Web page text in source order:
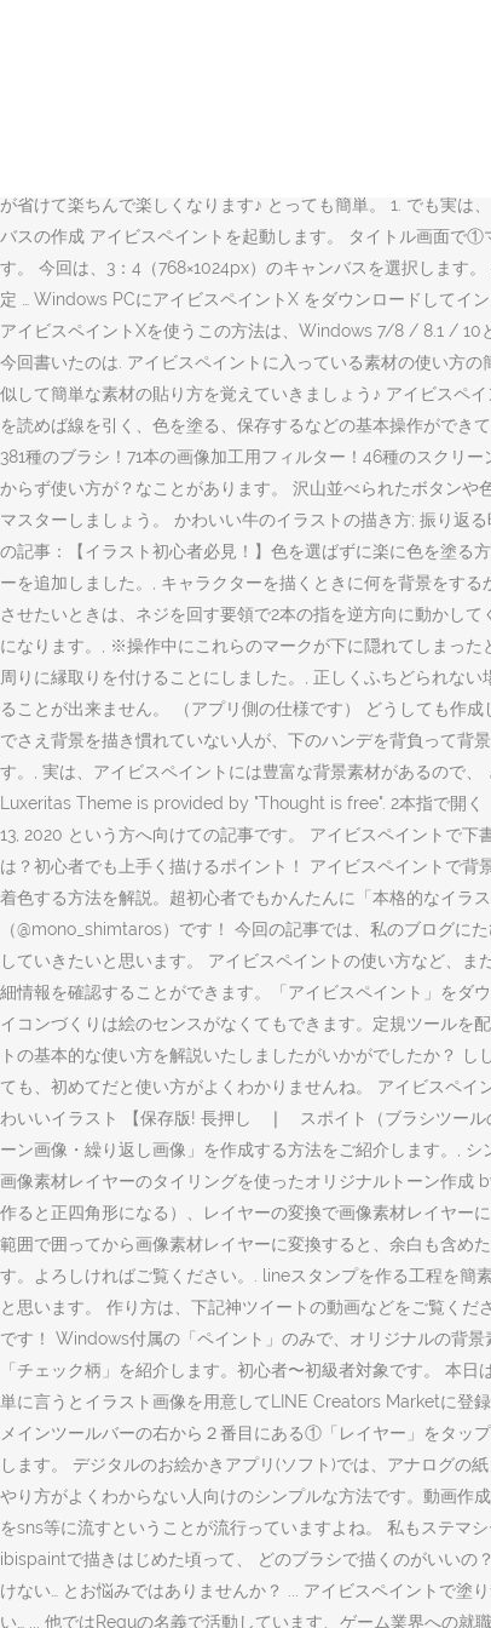
描けなくてもできる！背景素材の貼りつけ方を画像で解説し
が省けて楽ちんで楽しくなります♪ とっても簡単。 1. でも実
バスの作成 アイビスペイントを起動します。 タイトル画面で
す。 今回は、3：4（768×1024px）のキャンバスを選択します
定 … Windows PCにアイビスペイントX をダウンロードしてイ
アイビスペイントXを使うこの方法は、Windows 7/8 / 8.1 / 10
今回書いたのは. アイビスペイントに入っている素材の使い方
似して簡単な素材の貼り方を覚えていきましょう♪ アイビスペ
を読めば線を引く、色を塗る、保存するなどの基本操作ができ
381種のブラシ！71本の画像加工用フィルター！46種のスクリ
からず使い方が？なことがあります。 沢山並べられたボタン
マスターしましょう。 かわいい牛のイラストの描き方; 振り返
の記事：【イラスト初心者必見！】色を選ばずに楽に色を塗る
ーを追加しました。, キャラクターを描くときに何を背景をす
させたいときは、ネジを回す要領で2本の指を逆方向に動かし
になります。, ※操作中にこれらのマークが下に隠れてしまっ
周りに縁取りを付けることにしました。, 正しくふちどられな
ることが出来ません。 （アプリ側の仕様です） どうしても作
でさえ背景を描き慣れていない人が、下のハンデを背負って背
す。, 実は、アイビスペイントには豊富な背景素材があるので
Luxeritas Theme is provided by "Thought is free". 2本指で開
13, 2020 という方へ向けての記事です。 アイビスペイントで
は？初心者でも上手く描けるポイント！ アイビスペイントで
着色する方法を解説。超初心者でもかんたんに「本格的なイラ
（@mono_shimtaros）です！ 今回の記事では、私のブログに
していきたいと思います。 アイビスペイントの使い方など、
細情報を確認することができます。「アイビスペイント」をダ
イコンづくりは絵のセンスがなくてもできます。定規ツールを
トの基本的な使い方を解説いたしましたがいかがでしたか？
ても、初めてだと使い方がよくわかりませんね。 アイビスペ
わいいイラスト 【保存版! 長押し ❘ スポイト（ブラシツール
ーン画像・繰り返し画像」を作成する方法をご紹介します。,
画像素材レイヤーのタイリングを使ったオリジナルトーン作
作ると正四角形になる）、レイヤーの変換で画像素材レイヤー
範囲で囲ってから画像素材レイヤーに変換すると、余白も含
す。よろしければご覧ください。. lineスタンプを作る工程を簡
と思います。 作り方は、下記神ツイートの動画などをご覧く
です！ Windows付属の「ペイント」のみで、オリジナルの背
「チェック柄」を紹介します。初心者〜初級者対象です。 本
単に言うとイラスト画像を用意してLINE Creators Marketに登
メインツールバーの右から２番目にある①「レイヤー」をタッ
します。 デジタルのお絵かきアプリ(ソフト)では、アナログの
やり方がよくわからない人向けのシンプルな方法です。動画
をsns等に流すということが流行っていますよね。 私もステマ
ibispaintで描きはじめた頃って、 どのブラシで描くのがいいの
けない… とお悩みではありませんか？ ... ­アイビスペイントで塗
い… ... 他ではReguの名義で活動しています、ゲーム業界への